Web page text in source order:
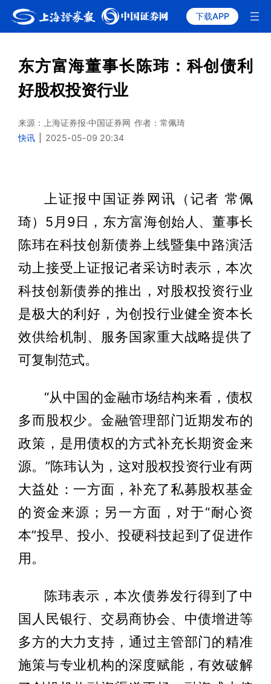
下载APP
东方富海董事长陈玮：科创债利
好股权投资行业
来源：上海证券报·中国证券网 作者：常佩琦
快讯
2025-05-09 20:34
上证报中国证券网讯（记者 常佩
琦）5月9日，东方富海创始人、董事长
陈玮在科技创新债券上线暨集中路演活
动上接受上证报记者采访时表示，本次
科技创新债券的推出，对股权投资行业
是极大的利好，为创投行业健全资本长
效供给机制、服务国家重大战略提供了
可复制范式。
“从中国的金融市场结构来看，债权
多而股权少。金融管理部门近期发布的
政策，是用债权的方式补充长期资金来
源。”陈玮认为，这对股权投资行业有两
大益处：一方面，补充了私募股权基金
的资金来源；另一方面，对于“耐心资
本”投早、投小、投硬科技起到了促进作
用。
陈玮表示，本次债券发行得到了中
国人民银行、交易商协会、中债增进等
多方的大力支持，通过主管部门的精准
施策与专业机构的深度赋能，有效破解